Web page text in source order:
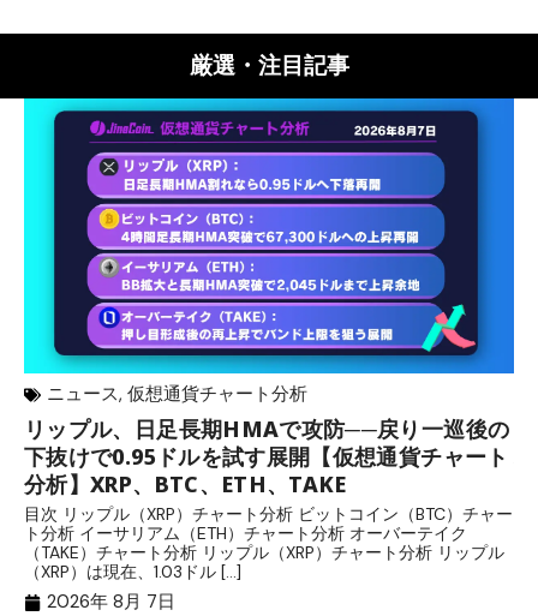
厳選・注目記事
ニュース, 仮想通貨チャート分析
リップル、日足長期HMAで攻防──戻り一巡後の
下抜けで0.95ドルを試す展開【仮想通貨チャート
分析】XRP、BTC、ETH、TAKE
目次 リップル（XRP）チャート分析 ビットコイン（BTC）チャー
ト分析 イーサリアム（ETH）チャート分析 オーバーテイク
（TAKE）チャート分析 リップル（XRP）チャート分析 リップル
（XRP）は現在、1.03ドル […]
2026年 8月 7日